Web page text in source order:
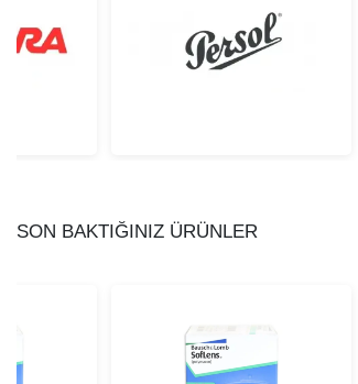
SON BAKTIĞINIZ ÜRÜNLER